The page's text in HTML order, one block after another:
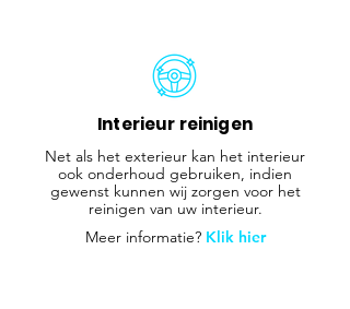
Interieur reinigen
Net als het exterieur kan het interieur
ook onderhoud gebruiken, indien
gewenst kunnen wij zorgen voor het
reinigen van uw interieur.
Meer informatie? Klik hier